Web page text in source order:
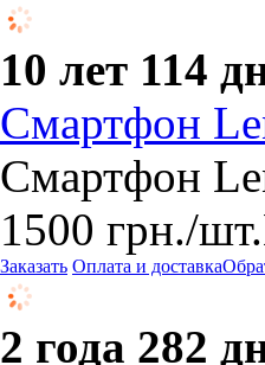
10 лет 114
Смартфон
Смартфон
1500 грн./шт.
Заказать Оплата и доставка
2 года 282